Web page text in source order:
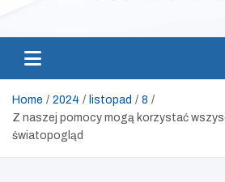
Strategie JST
Home 2024 listopad
8
Z naszej pomocy mogą korzystać
światopogląd